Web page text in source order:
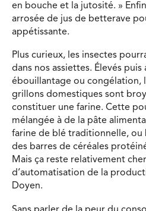
en bouche et la jutosité. »
arrosée de jus de betterave
appétissante.
Plus curieux, les insectes
dans nos assiettes. Élevés puis
ébouillantage ou congélation,
grillons domestiques sont
constituer une farine. Cette
mélangée à de la pâte
farine de blé traditionnelle,
des barres de céréales
Mais ça reste relativement
d’automatisation de la
Doyen.